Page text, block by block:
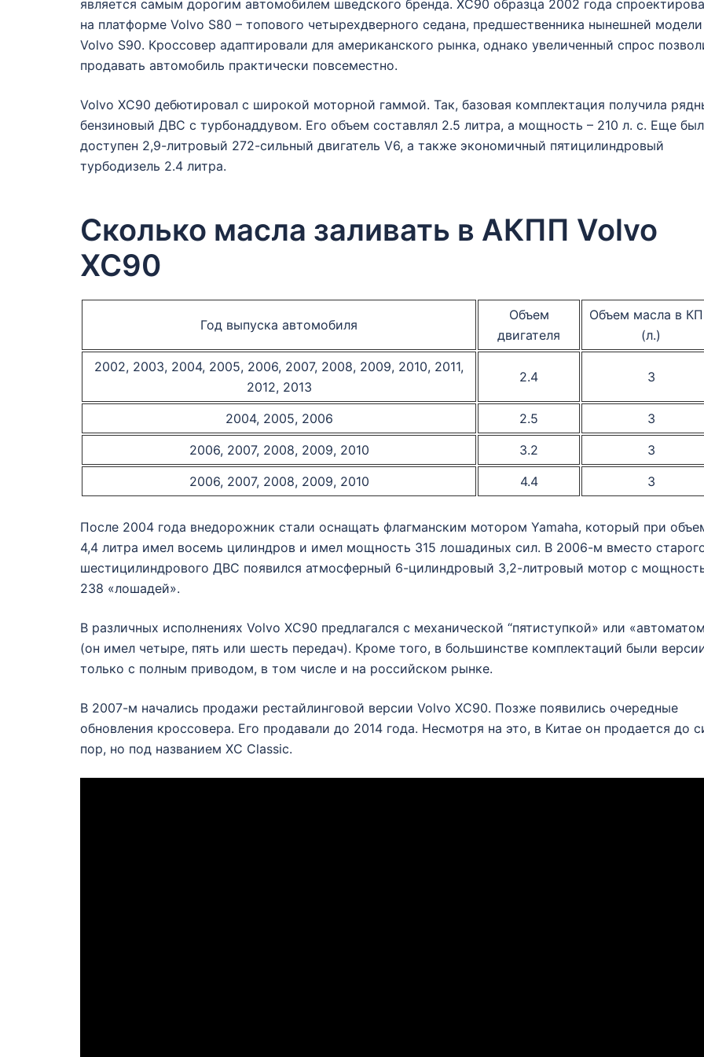
является самым дорогим автомобилем шведского бренда. XC90 образца 2002 года
на платформе Volvo S80 – топового четырехдверного седана, предшественника нынешней модели
Volvo S90. Кроссовер адаптировали для американского рынка, однако увеличенный спрос
продавать автомобиль практически повсеместно.
Volvo XC90 дебютировал с широкой моторной гаммой. Так, базовая комплектация получила
бензиновый ДВС с турбонаддувом. Его объем составлял 2.5 литра, а мощность – 210 л. с. Еще был
доступен 2,9-литровый 272-сильный двигатель V6, а также экономичный пятицилиндровый
турбодизель 2.4 литра.
Сколько масла заливать в АКПП Volvo
XC90
Год выпуска автомобиля
Объем
двигателя
Объем масла в
(л.)
2002, 2003, 2004, 2005, 2006, 2007, 2008, 2009, 2010, 2011,
2012, 2013
2.4 3
2004, 2005, 2006 2.5
3
2006, 2007, 2008, 2009, 2010
3.2
3
2006, 2007, 2008, 2009, 2010
4.4 3
После 2004 года внедорожник стали оснащать флагманским мотором Yamaha, который при
4,4 литра имел восемь цилиндров и имел мощность 315 лошадиных сил. В 2006-м вместо
шестицилиндрового ДВС появился атмосферный 6-цилиндровый 3,2-литровый мотор с
238 «лошадей».
В различных исполнениях Volvo XС90 предлагался с механической “пятиступкой» или
(он имел четыре, пять или шесть передач). Кроме того, в большинстве комплектаций были
только с полным приводом, в том числе и на российском рынке.
В 2007-м начались продажи рестайлинговой версии Volvo XC90. Позже появились очередные
обновления кроссовера. Его продавали до 2014 года. Несмотря на это, в Китае он продается до
пор, но под названием XC Classic.